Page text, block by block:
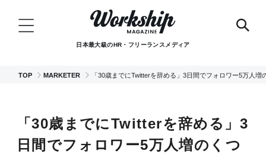
日本最大級のHR・フリーランスメディア
TOP MARKETER 「30歳までにTwitterを辞める」3日間でフォロワー5万人
「30歳までにTwitterを辞める」3
日間でフォロワー5万人増のくつ